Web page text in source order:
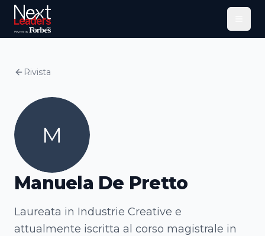
Rivista
M
Manuela De Pretto
Laureata in Industrie Creative e
attualmente iscritta al corso magistrale in